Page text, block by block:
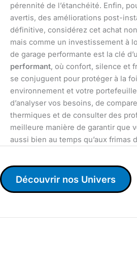
pérennité de l’étanchéité. Enfin,
avertis, des améliorations post-
définitive, considérez cet achat
mais comme un investissement à
de garage performante est la clé
performant, où confort, silence et
se conjuguent pour protéger à la
environnement et votre
d’analyser vos besoins, de
thermiques et de consulter des
meilleure manière de garantir que
aussi bien au temps qu’aux frimas
Découvrir nos Univers